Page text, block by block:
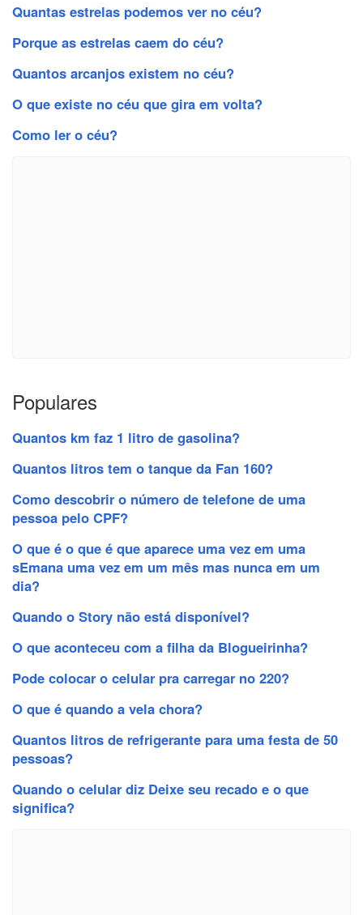
Quantas estrelas podemos ver no céu?
Porque as estrelas caem do céu?
Quantos arcanjos existem no céu?
O que existe no céu que gira em volta?
Como ler o céu?
Populares
Quantos km faz 1 litro de gasolina?
Quantos litros tem o tanque da Fan 160?
Como descobrir o número de telefone de uma
pessoa pelo CPF?
O que é o que é que aparece uma vez em uma
sEmana uma vez em um mês mas nunca em um
dia?
Quando o Story não está disponível?
O que aconteceu com a filha da Blogueirinha?
Pode colocar o celular pra carregar no 220?
O que é quando a vela chora?
Quantos litros de refrigerante para uma festa de 50
pessoas?
Quando o celular diz Deixe seu recado e o que
significa?